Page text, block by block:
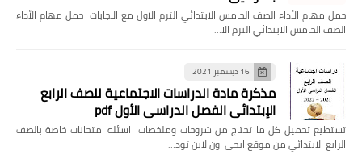
حمل مهام الأداء الصف الخامس الابتدائي الترم الاول مع الاجابات حمل مهام الأداء
الصف الخامس الابتدائي الترم الا…
16 ديسمبر 2021
مذكرة مادة الدراسات الاجتماعية للصف الرابع
الإبتدائي الفصل الدراسي الأول pdf
تستطيع تحميل كل ما تحتاج من شروحات وملخصات اسئله امتحانات خاصة بالصف
الرابع الابتدائي من موقع ايجى اون لاين تود…